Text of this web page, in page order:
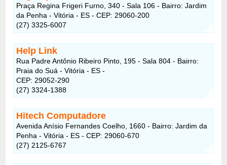
Praça Regina Frigeri Furno, 340 - Sala 106 - Bairro: Jardim
da Penha - Vitória - ES - CEP: 29060-200
(27) 3325-6007
Help Link
Rua Padre Antônio Ribeiro Pinto, 195 - Sala 804 - Bairro:
Praia do Suá - Vitória - ES -
CEP: 29052-290
(27) 3324-1388
Hitech Computadore
Avenida Anísio Fernandes Coelho, 1660 - Bairro: Jardim da
Penha - Vitória - ES - CEP: 29060-670
(27) 2125-6767